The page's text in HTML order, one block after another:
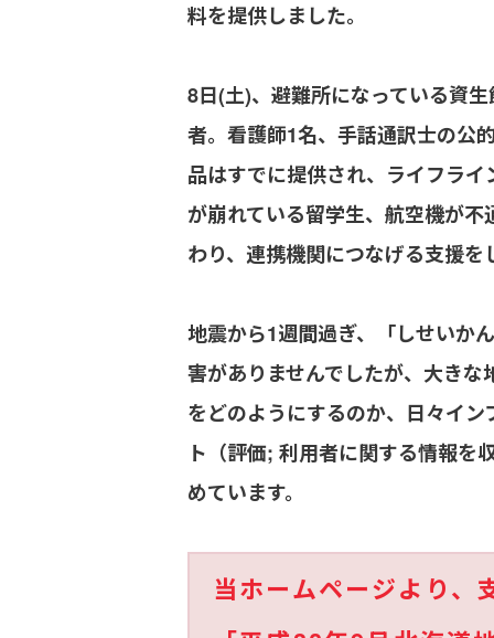
料を提供しました。
8日(土)、避難所になっている資
者。看護師1名、手話通訳士の公
品はすでに提供され、ライフラ
が崩れている留学生、航空機が
わり、連携機関につなげる支援を
地震から1週間過ぎ、「しせいか
害がありませんでしたが、大き
をどのようにするのか、日々イ
ト（評価; 利用者に関する情報を
めています。
当ホームページより、